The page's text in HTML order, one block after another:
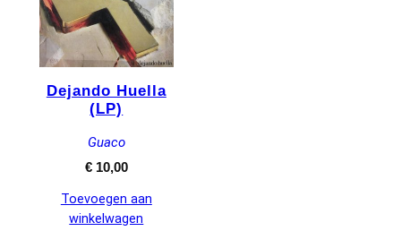
Dejando Huella
(LP)
Guaco
€10,00
Toevoegen aan
winkelwagen